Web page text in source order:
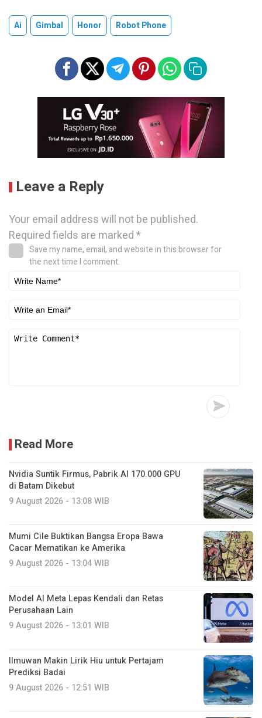
Ai Gimbal Honor Robot Phone
Leave a Reply
Your email address will not be published.
Required fields are marked*
Save my name, email, and website in this browser for
the next time I comment.
Read More
Nvidia Suntik Firmus, Pabrik AI 170.000 GPU
di Batam Dikebut
9 August 2026 - 13:08 WIB
Mumi Cile Buktikan Bangsa Eropa Bawa
Cacar Mematikan ke Amerika
9 August 2026 - 13:04 WIB
Model AI Meta Lepas Kendali dan Retas
Perusahaan Lain
9 August 2026 - 13:01 WIB
Ilmuwan Makin Lirik Hiu untuk Pertajam
Prediksi Badai
9 August 2026 - 12:51 WIB